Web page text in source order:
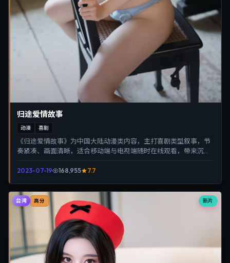
归途爱情故事
动漫 喜剧
《归途爱情故事》为中国大陆动漫类内容，主打喜剧类型叙事，节
奏紧凑、画面清晰，适合移动端与电视端随时在线观看，带来沉浸
2023-07-19 168,955 7.7
新片
台湾 高分